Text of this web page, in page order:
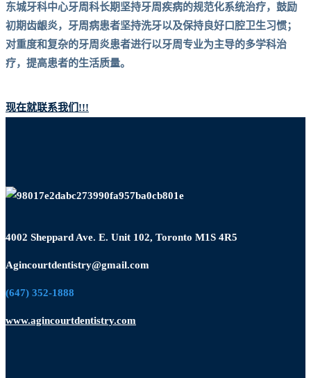
东城牙科中心牙周科长期坚持牙周疾病的规范化系统治疗，鼓励
初期齿龈炎，牙周病患者坚持洗牙以及保持良好口腔卫生习惯；
对重度和复杂的牙周炎患者进行以牙周专业为主导的多学科治
疗，提高患者的生活质量。
现在就联系我们!!!
4002 Sheppard Ave. E. Unit 102, Toronto M1S 4R5
Agincourtdentistry@gmail.com
(647) 352-1888
www.agincourtdentistry.com